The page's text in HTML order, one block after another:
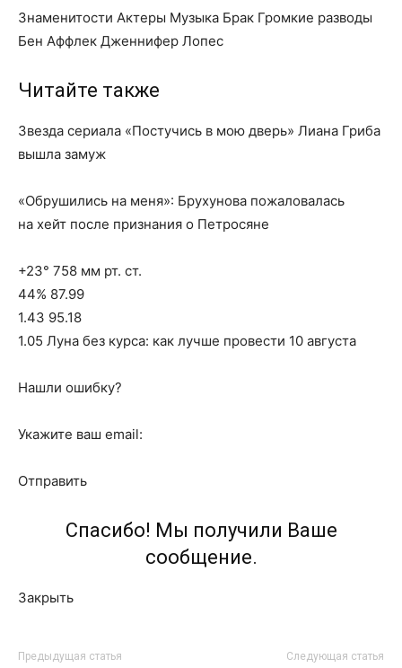
Знаменитости Актеры Музыка Брак Громкие разводы
Бен Аффлек Дженнифер Лопес
Читайте также
Звезда сериала «Постучись в мою дверь» Лиана Гриба
вышла замуж
«Обрушились на меня»: Брухунова пожаловалась
на хейт после признания о Петросяне
+23° 758 мм рт. ст.
44% 87.99
1.43 95.18
1.05 Луна без курса: как лучше провести 10 августа
Нашли ошибку?
Укажите ваш email:
Отправить
Спасибо! Мы получили Ваше
сообщение.
Закрыть
Предыдущая статья Следующая статья